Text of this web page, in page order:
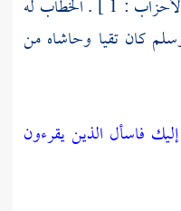
[ الأحزاب : 1 ] . الخطاب له
وسلم كان تقيا وحاشاه من
فاسأل الذين يقرءون